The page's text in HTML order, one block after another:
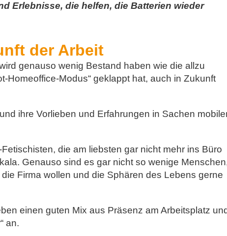
Erlebnisse, die helfen, die Batterien wieder
der Arbeit
genauso wenig Bestand haben wie die allzu
Homeoffice-Modus“ geklappt hat, auch in Zukunft
ihre Vorlieben und Erfahrungen in Sachen
die am liebsten gar nicht mehr ins Büro
Genauso sind es gar nicht so wenige
Firma wollen und die Sphären des Lebens gerne
einen guten Mix aus Präsenz am Arbeitsplatz und
an.